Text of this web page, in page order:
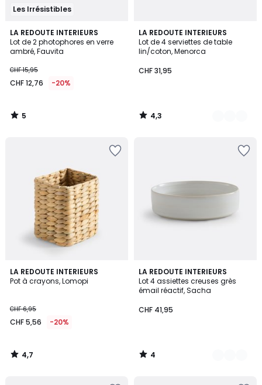
Les Irrésistibles
LA REDOUTE INTERIEURS
Lot de 2 photophores en verre
ambré, Fauvita
CHF 15,95
CHF 12,76 -20%
5
/
5
5
/
LA REDOUTE INTERIEURS
Lot de 4 serviettes de table
lin/coton, Menorca
CHF 31,95
4,3
/ 5
4
Couleurs
4,3
/
LA REDOUTE INTERIEURS
Pot à crayons, Lomopi
CHF 6,95
CHF 5,56 -20%
4,7
/ 5
4,7
/
LA REDOUTE INTERIEURS
Lot 4 assiettes creuses grès
émail réactif, Sacha
CHF 41,95
4
/
5
3
Couleurs
4
/